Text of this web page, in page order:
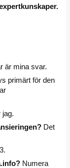
är mina svar.
primärt för den
jag.
Det
Numera